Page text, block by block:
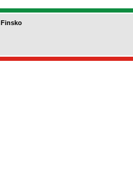
Finsko